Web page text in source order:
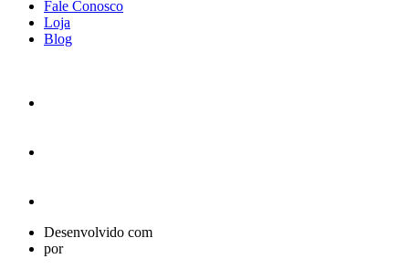
Fale Conosco
Loja
Blog
Desenvolvido com
por